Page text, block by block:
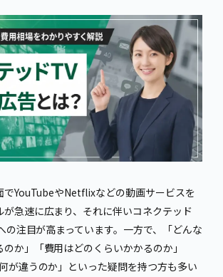
でYouTubeやNetflixなどの動画サービスを
急速に広まり、それに伴いコネクテッド
の注目が高まっています。一方で、「どんな
か」「費用はどのくらいかかるのか」
が違うのか」といった疑問を持つ方も多い